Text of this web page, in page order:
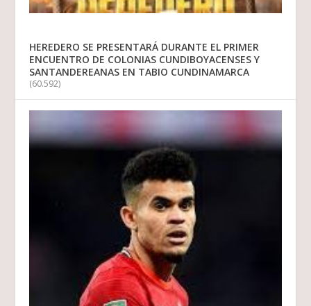
HEREDERO SE PRESENTARÁ DURANTE EL PRIMER
ENCUENTRO DE COLONIAS CUNDIBOYACENSES Y
SANTANDEREANAS EN TABIO CUNDINAMARCA
(60.592)